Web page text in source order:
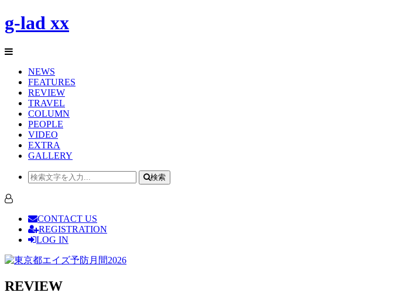
g-lad xx
NEWS
FEATURES
REVIEW
TRAVEL
COLUMN
PEOPLE
VIDEO
EXTRA
GALLERY
検索
CONTACT US
REGISTRATION
LOG IN
REVIEW